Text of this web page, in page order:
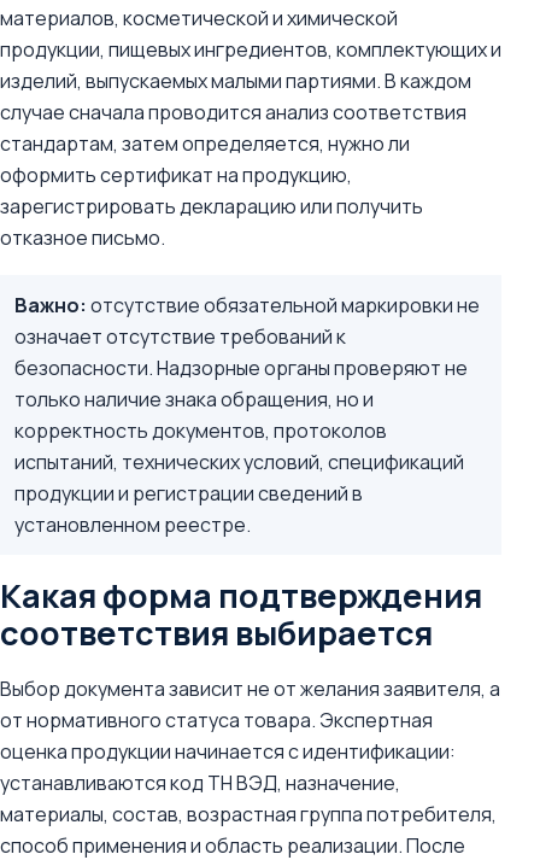
материалов, косметической и химической
продукции, пищевых ингредиентов, комплектующих и
изделий, выпускаемых малыми партиями. В каждом
случае сначала проводится анализ соответствия
стандартам, затем определяется, нужно ли
оформить сертификат на продукцию,
зарегистрировать декларацию или получить
отказное письмо.
Важно: отсутствие обязательной маркировки не
означает отсутствие требований к
безопасности. Надзорные органы проверяют не
только наличие знака обращения, но и
корректность документов, протоколов
испытаний, технических условий, спецификаций
продукции и регистрации сведений в
установленном реестре.
Какая форма подтверждения
соответствия выбирается
Выбор документа зависит не от желания заявителя, а
от нормативного статуса товара. Экспертная
оценка продукции начинается с идентификации:
устанавливаются код ТН ВЭД, назначение,
материалы, состав, возрастная группа потребителя,
способ применения и область реализации. После